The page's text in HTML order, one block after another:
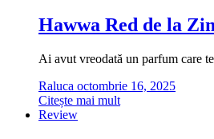
Hawwa Red de la
Ai avut vreodată un parfum care
Raluca octombrie 16, 2025
Citește mai mult
Review